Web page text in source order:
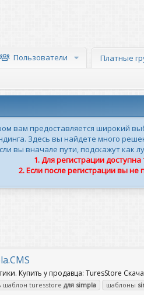
Пользователи Платные
вам предоставляется широкий
Здесь вы найдете много
вы вначале пути, подскажут как
1. Для регистрации
2. Если после регистрации вы
Купить у продавца: TuresStore
шаблон turesstore для simpla шаблоны